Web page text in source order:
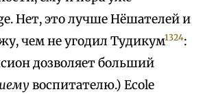
Нет, это лучше Нёшателей и
чем не угодил Тудикум1324:
дозволяет больший
воспитателю.) Ecole